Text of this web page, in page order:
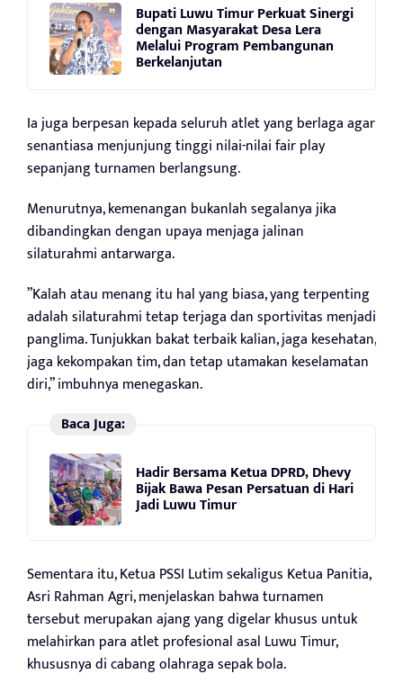
Bupati Luwu Timur Perkuat Sinergi
dengan Masyarakat Desa Lera
Melalui Program Pembangunan
Berkelanjutan
Ia juga berpesan kepada seluruh atlet yang berlaga agar
senantiasa menjunjung tinggi nilai-nilai fair play
sepanjang turnamen berlangsung.
Menurutnya, kemenangan bukanlah segalanya jika
dibandingkan dengan upaya menjaga jalinan
silaturahmi antarwarga.
”Kalah atau menang itu hal yang biasa, yang terpenting
adalah silaturahmi tetap terjaga dan sportivitas menjadi
panglima. Tunjukkan bakat terbaik kalian, jaga kesehatan,
jaga kekompakan tim, dan tetap utamakan keselamatan
diri,” imbuhnya menegaskan.
Baca Juga:
Hadir Bersama Ketua DPRD, Dhevy
Bijak Bawa Pesan Persatuan di Hari
Jadi Luwu Timur
Sementara itu, Ketua PSSI Lutim sekaligus Ketua Panitia,
Asri Rahman Agri, menjelaskan bahwa turnamen
tersebut merupakan ajang yang digelar khusus untuk
melahirkan para atlet profesional asal Luwu Timur,
khususnya di cabang olahraga sepak bola.